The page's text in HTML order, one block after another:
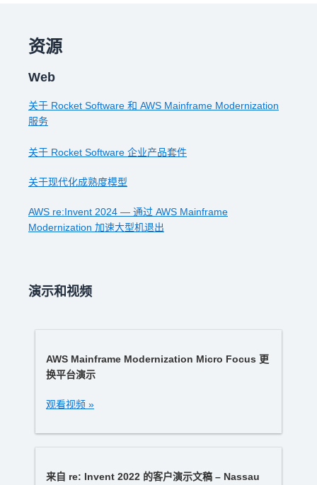
资源
Web
关于 Rocket Software 和 AWS Mainframe Modernization
服务
关于 Rocket Software 企业产品套件
关于现代化成熟度模型
AWS re:Invent 2024 — 通过 AWS Mainframe
Modernization 加速大型机退出
演示和视频
AWS Mainframe Modernization Micro Focus 更
换平台演示
观看视频 »
来自 re: Invent 2022 的客户演示文稿 – Nassau